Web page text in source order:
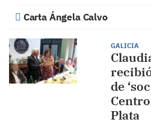
Carta Ángela Calvo
GALICIA
de
Plata